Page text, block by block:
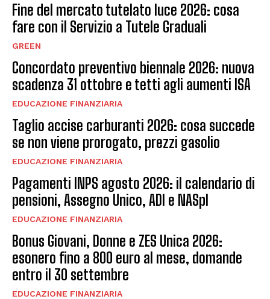
Fine del mercato tutelato luce 2026: cosa
fare con il Servizio a Tutele Graduali
GREEN
Concordato preventivo biennale 2026: nuova
scadenza 31 ottobre e tetti agli aumenti ISA
EDUCAZIONE FINANZIARIA
Taglio accise carburanti 2026: cosa succede
se non viene prorogato, prezzi gasolio
EDUCAZIONE FINANZIARIA
Pagamenti INPS agosto 2026: il calendario di
pensioni, Assegno Unico, ADI e NASpI
EDUCAZIONE FINANZIARIA
Bonus Giovani, Donne e ZES Unica 2026:
esonero fino a 800 euro al mese, domande
entro il 30 settembre
EDUCAZIONE FINANZIARIA